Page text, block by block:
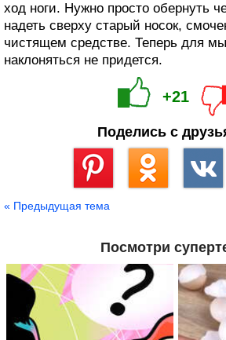
ход ноги. Нужно просто обернуть
надеть сверху старый носок,
чистящем средстве. Теперь для
наклоняться не придется.
+21
Поделись с
« Предыдущая тема
Посмотри